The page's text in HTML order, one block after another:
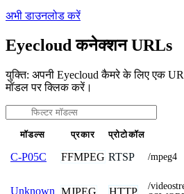
अभी डाउनलोड करें
Eyecloud कनेक्शन URLs
युक्ति: अपनी Eyecloud कैमरे के लिए एक
मॉडल पर क्लिक करें।
मॉडल्स प्रकार प्रोटोकॉल
C-P05C FFMPEG RTSP /mpeg4
Unknown MJPEG HTTP
/